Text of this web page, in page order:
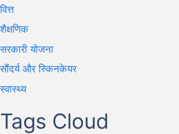
वित्त
शैक्षणिक
सरकारी योजना
सौंदर्य और स्किनकेयर
स्वास्थ्य
Tags Cloud